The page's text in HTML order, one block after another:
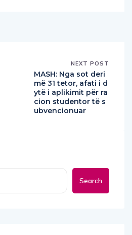
NEXT POST
MASH: Nga sot deri
më 31 tetor, afati i d
ytë i aplikimit për ra
cion studentor të s
ubvencionuar
Search